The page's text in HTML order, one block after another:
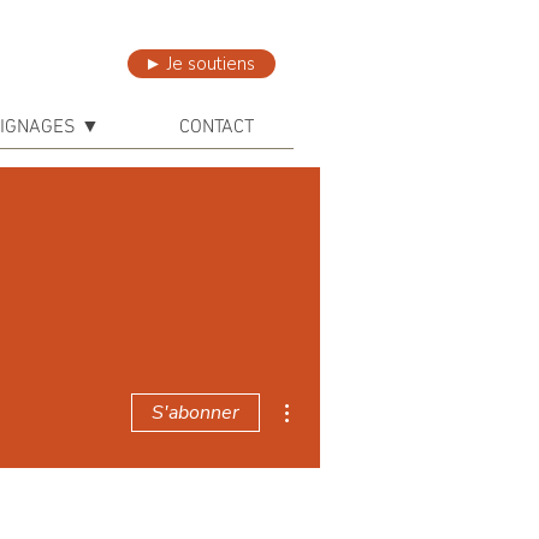
► Je soutiens
▼ CONTACT
S'abonner